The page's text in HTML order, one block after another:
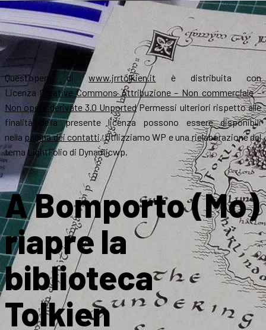
Quest’opera diwww.jrrtolkien.it è distribuita con
Licenza Creative Commons Attribuzione – Non commerciale –
Non opere derivate 3.0 UnportedPermessi ulteriori rispetto alle
finalità della presente licenza possono essere disponibili
nella pagina dei contatti. Utilizziamo WP e una rielaborazione del
tema LightFolio di Dynamicwp.
A Bomporto (Mo)
riapre la
biblioteca
Tolkien